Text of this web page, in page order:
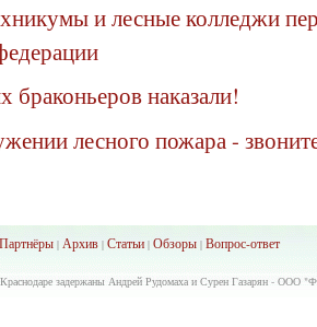
и лесные колледжи
браконьеров наказали!
лесного пожара -
Партнёры| Архив| Статьи| Обзоры| Вопрос-ответ
задержаны Андрей Рудомаха и Сурен Газарян - ООО